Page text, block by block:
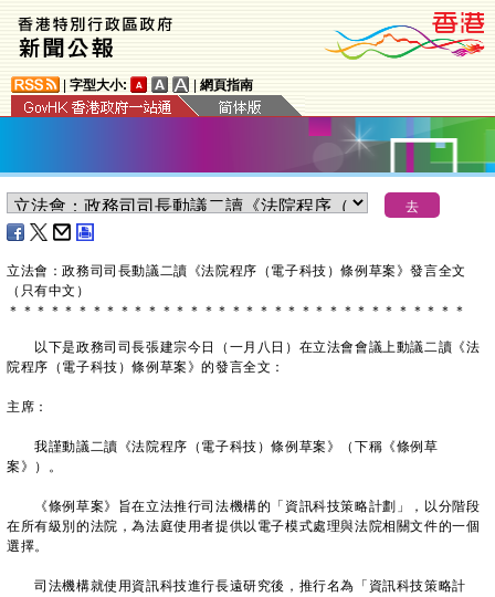
字型大小: 網頁指南
立法會：政務司司長動議二讀《法院程序（電子科技）條例草案》發言全文
（只有中文）
＊ ＊ ＊ ＊ ＊ ＊ ＊ ＊ ＊ ＊ ＊ ＊ ＊ ＊ ＊ ＊ ＊ ＊ ＊ ＊ ＊ ＊ ＊ ＊ ＊ ＊ ＊ ＊ ＊ ＊ ＊ ＊ ＊
以下是政務司司長張建宗今日（一月八日）在立法會會議上動議二讀《法
院程序（電子科技）條例草案》的發言全文：
主席：
我謹動議二讀《法院程序（電子科技）條例草案》（下稱《條例草
案》）。
《條例草案》旨在立法推行司法機構的「資訊科技策略計劃」，以分階段
在所有級別的法院，為法庭使用者提供以電子模式處理與法院相關文件的一個
選擇。
司法機構就使用資訊科技進行長遠研究後，推行名為「資訊科技策略計